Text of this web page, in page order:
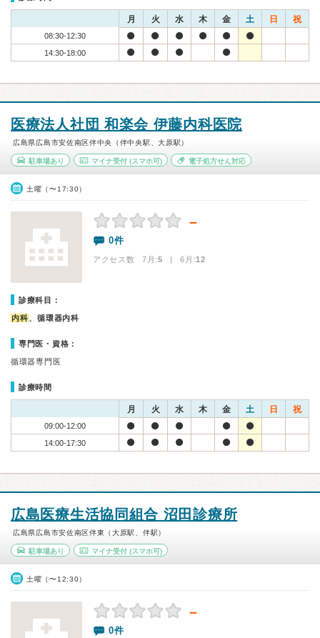
月 火 水 木 金 土 日 祝
08:30-12:30
14:30-18:00
医療法人社団 和楽会 伊藤内科医院
広島県広島市安佐南区伴中央（伴中央駅、大原駅）
駐車場あり マイナ受付(スマホ可) 電子処方せん対応
土曜（〜17:30）
－
0件
アクセス数 7月:5 | 6月:12
診療科目：
内科、循環器内科
専門医・資格：
循環器専門医
診療時間
月 火 水 木 金 土 日 祝
09:00-12:00
14:00-17:30
広島医療生活協同組合 沼田診療所
広島県広島市安佐南区伴東（大原駅、伴駅）
駐車場あり マイナ受付(スマホ可)
土曜（〜12:30）
－
0件